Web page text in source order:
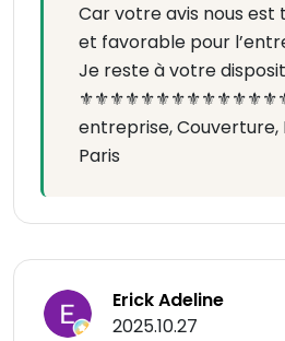
Car votre avis nous est
et favorable pour
Je reste à votre
entreprise, Couverture,
Paris
Erick Adeline
2025.10.27